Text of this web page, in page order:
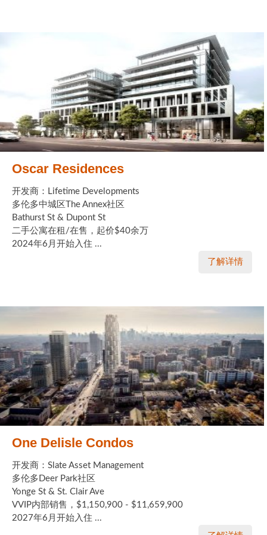
Oscar Residences
开发商：Lifetime Developments
多伦多中城区The Annex社区
Bathurst St & Dupont St
二手公寓在租/在售，起价$40余万
2024年6月开始入住 ...
了解详情
One Delisle Condos
开发商：Slate Asset Management
多伦多Deer Park社区
Yonge St & St. Clair Ave
VVIP内部销售，$1,150,900 - $11,659,900
2027年6月开始入住 ...